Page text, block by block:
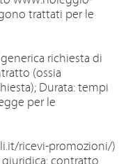
trattati per le
richiesta di
(ossia
Durata: tempi
per le
ricevi-promozioni/)
giuridica: contratto